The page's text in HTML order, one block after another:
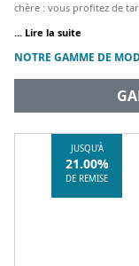
chère : vous profitez de
et maitrisez ainsi
... Lire la suite
NOTRE GAMME DE
JUSQU'À
21.00%
DE REMISE